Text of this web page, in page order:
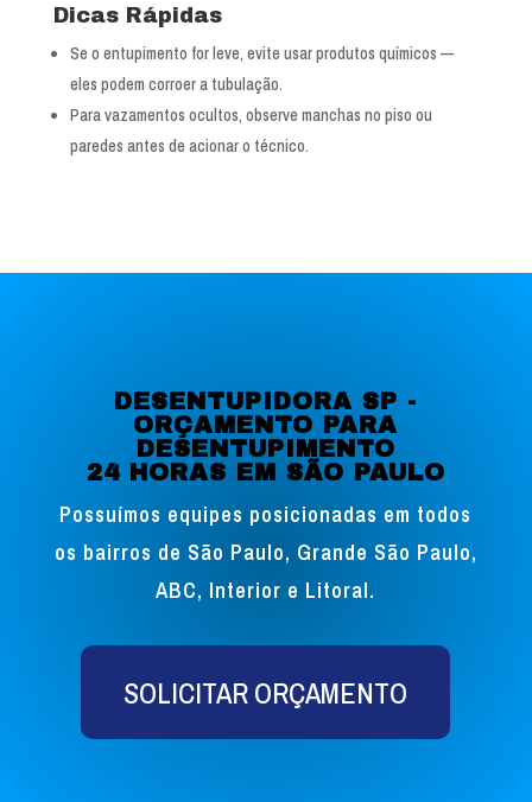
Dicas Rápidas
Se o entupimento for leve, evite usar produtos químicos —
eles podem corroer a tubulação.
Para vazamentos ocultos, observe manchas no piso ou
paredes antes de acionar o técnico.
DESENTUPIDORA SP -
ORÇAMENTO PARA
DESENTUPIMENTO
24 HORAS EM SÃO PAULO
Possuímos equipes posicionadas em todos
os bairros de São Paulo, Grande São Paulo,
ABC, Interior e Litoral.
SOLICITAR ORÇAMENTO